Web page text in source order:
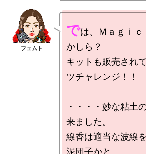
では、Ｍａｇｉ
かしら？
キットも販売され
ツチャレンジ！！
・・・・妙な粘土
来ました。
線香は適当な波線
泥団子かと。。